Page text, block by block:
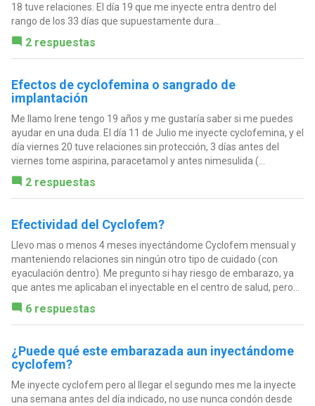
18 tuve relaciones. El día 19 que me inyecte entra dentro del
rango de los 33 días que supuestamente dura...
2 respuestas
Efectos de cyclofemina o sangrado de
implantación
Me llamo Irene tengo 19 años y me gustaría saber si me puedes
ayudar en una duda. El día 11 de Julio me inyecte cyclofemina, y el
día viernes 20 tuve relaciones sin protección, 3 días antes del
viernes tome aspirina, paracetamol y antes nimesulida (...
2 respuestas
Efectividad del Cyclofem?
Llevo mas o menos 4 meses inyectándome Cyclofem mensual y
manteniendo relaciones sin ningún otro tipo de cuidado (con
eyaculación dentro). Me pregunto si hay riesgo de embarazo, ya
que antes me aplicaban el inyectable en el centro de salud, pero...
6 respuestas
¿Puede qué este embarazada aun inyectándome
cyclofem?
Me inyecte cyclofem pero al llegar el segundo mes me la inyecte
una semana antes del día indicado, no use nunca condón desde